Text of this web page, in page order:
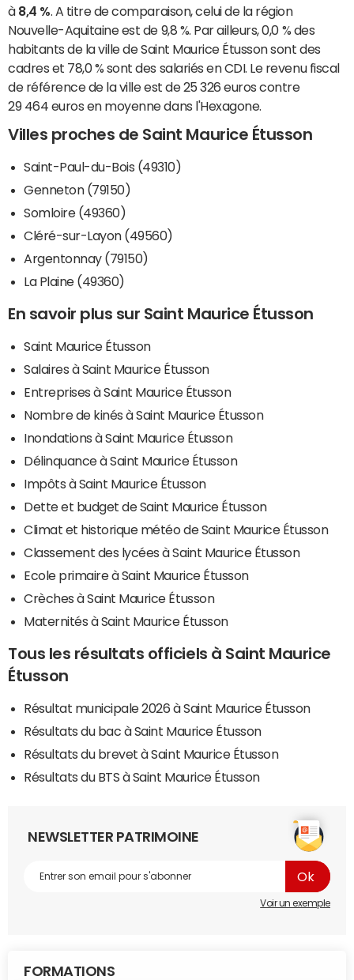
à 8,4 % . A titre de comparaison, celui de la région
Nouvelle-Aquitaine est de 9,8 %. Par ailleurs, 0,0 % des
habitants de la ville de Saint Maurice Étusson sont des
cadres et 78,0 % sont des salariés en CDI. Le revenu fiscal
de référence de la ville est de 25 326 euros contre
29 464 euros en moyenne dans l'Hexagone.
Villes proches de Saint Maurice Étusson
Saint-Paul-du-Bois (49310)
Genneton (79150)
Somloire (49360)
Cléré-sur-Layon (49560)
Argentonnay (79150)
La Plaine (49360)
En savoir plus sur Saint Maurice Étusson
Saint Maurice Étusson
Salaires à Saint Maurice Étusson
Entreprises à Saint Maurice Étusson
Nombre de kinés à Saint Maurice Étusson
Inondations à Saint Maurice Étusson
Délinquance à Saint Maurice Étusson
Impôts à Saint Maurice Étusson
Dette et budget de Saint Maurice Étusson
Climat et historique météo de Saint Maurice Étusson
Classement des lycées à Saint Maurice Étusson
Ecole primaire à Saint Maurice Étusson
Crèches à Saint Maurice Étusson
Maternités à Saint Maurice Étusson
Tous les résultats officiels à Saint Maurice
Étusson
Résultat municipale 2026 à Saint Maurice Étusson
Résultats du bac à Saint Maurice Étusson
Résultats du brevet à Saint Maurice Étusson
Résultats du BTS à Saint Maurice Étusson
NEWSLETTER PATRIMOINE
Voir un exemple
FORMATIONS